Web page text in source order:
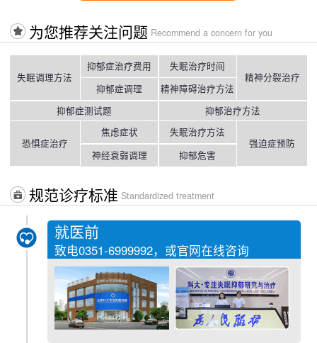
为您推荐关注问题 Recommend a concern for you
失眠调理方法
抑郁症治疗费用
抑郁症调理
失眠治疗时间
精神障碍治疗方法
精神分裂治疗
抑郁症测试题 抑郁治疗方法
恐惧症治疗
焦虑症状
神经衰弱调理
失眠治疗方法
抑郁危害
强迫症预防
规范诊疗标准 Standardized treatment
就医前
致电0351-6999992，或官网在线咨询